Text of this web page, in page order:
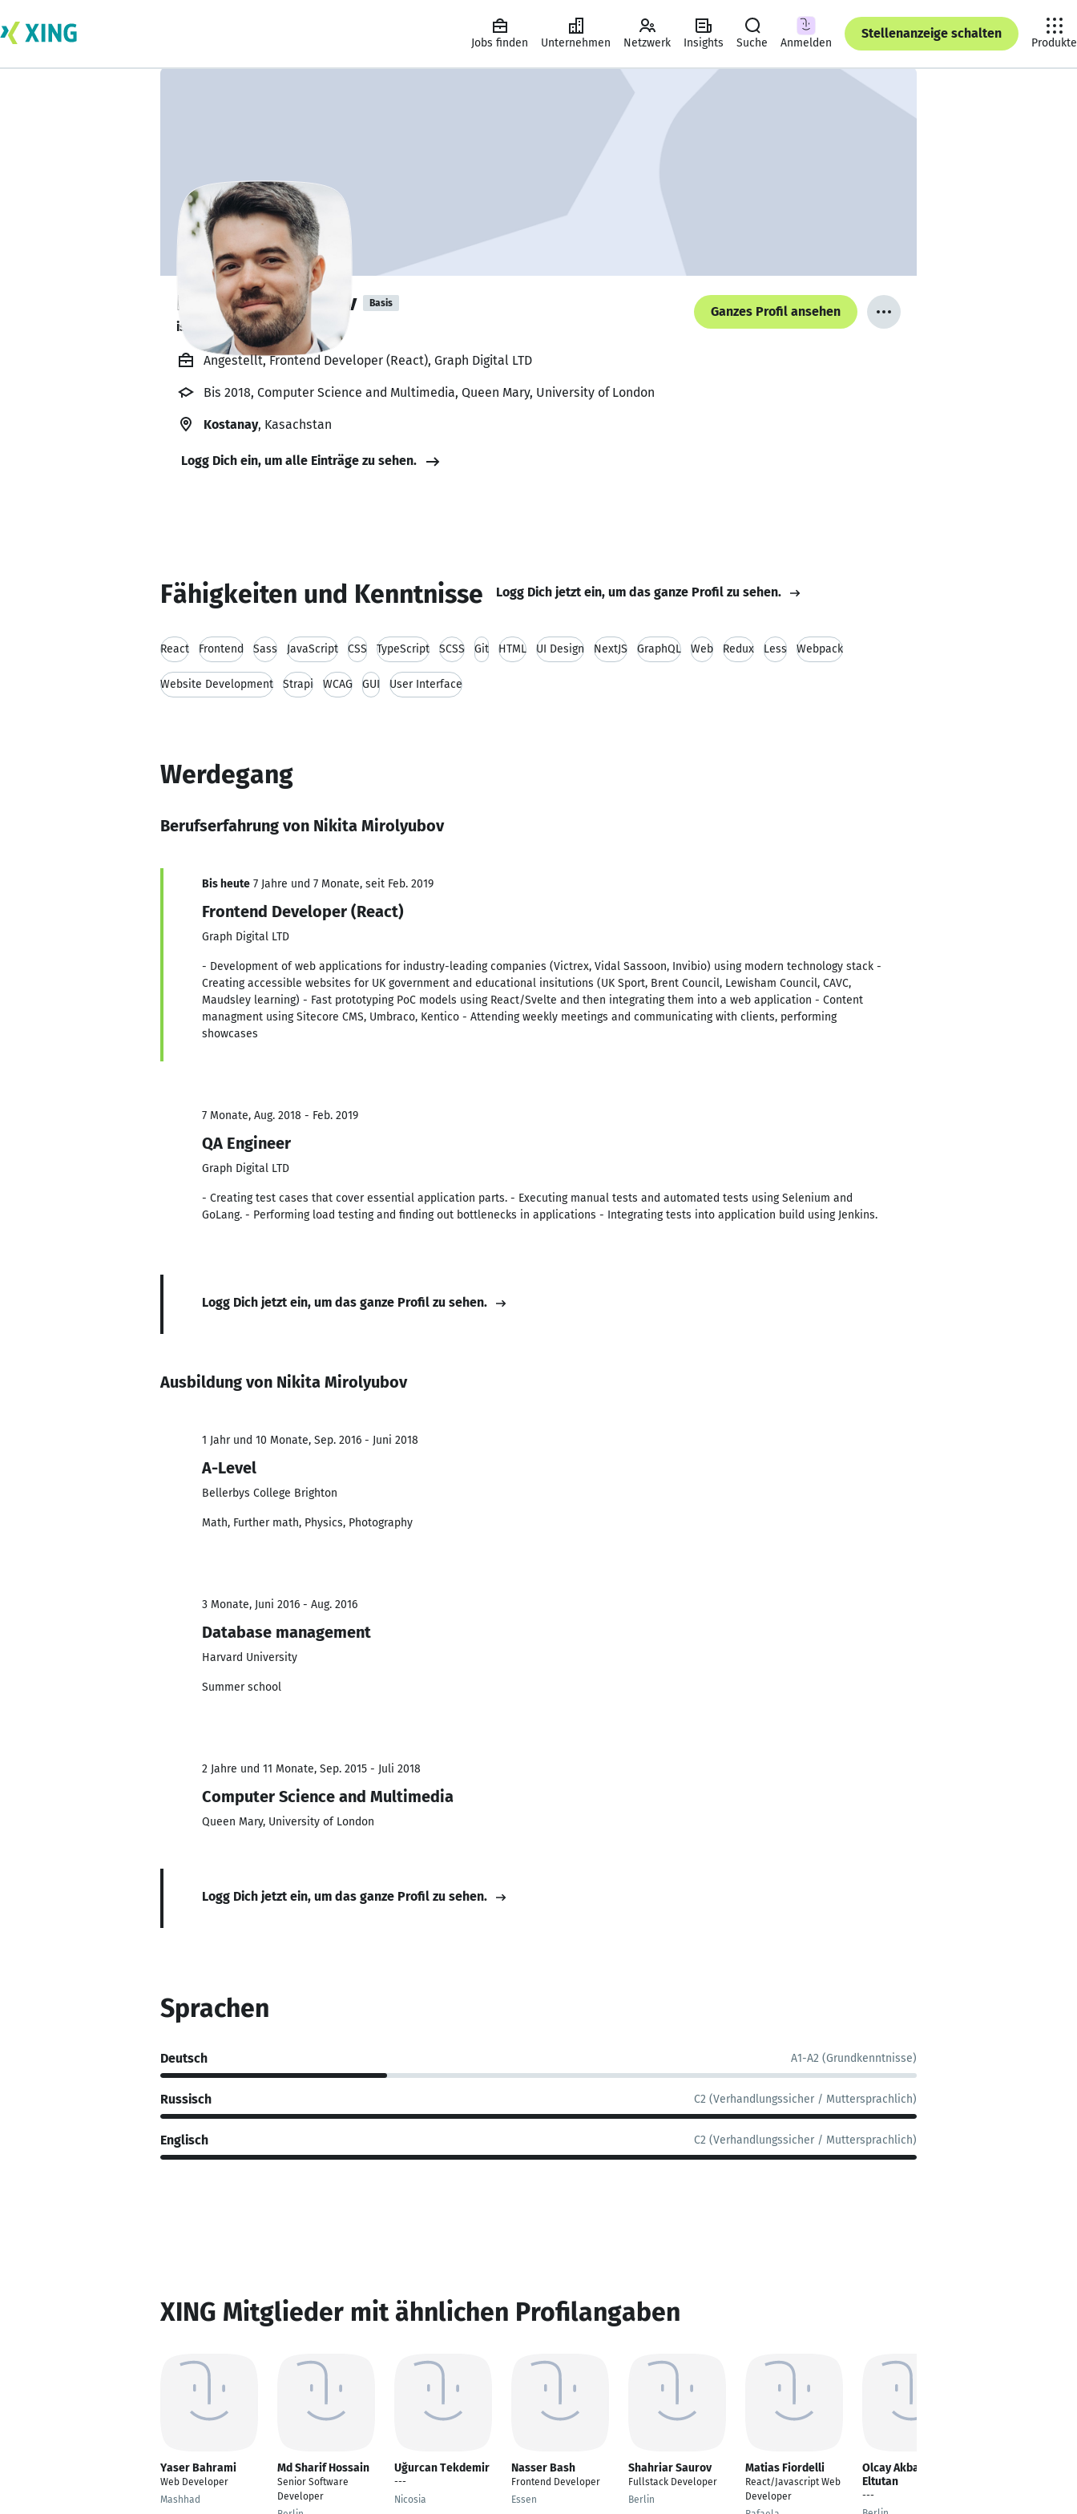
Jobs finden Unternehmen Netzwerk Insights Suche Anmelden
Stellenanzeige schalten
Produkte
Nikita Mirolyubov Basis
is working from home. 🏡
Ganzes Profil ansehen
Angestellt, Frontend Developer (React), Graph Digital LTD
Bis 2018, Computer Science and Multimedia, Queen Mary, University of London
Kostanay, Kasachstan
Logg Dich ein, um alle Einträge zu sehen.
Fähigkeiten und Kenntnisse Logg Dich jetzt ein, um das ganze Profil zu sehen.
React Frontend Sass JavaScript CSS TypeScript SCSS Git HTML UI Design NextJS GraphQL Web Redux Less Webpack
Website Development Strapi WCAG GUI User Interface
Werdegang
Berufserfahrung von Nikita Mirolyubov
Bis heute 7 Jahre und 7 Monate, seit Feb. 2019
Frontend Developer (React)
Graph Digital LTD
- Development of web applications for industry-leading companies (Victrex, Vidal Sassoon, Invibio) using modern technology stack -
Creating accessible websites for UK government and educational insitutions (UK Sport, Brent Council, Lewisham Council, CAVC,
Maudsley learning) - Fast prototyping PoC models using React/Svelte and then integrating them into a web application - Content
managment using Sitecore CMS, Umbraco, Kentico - Attending weekly meetings and communicating with clients, performing
showcases
7 Monate, Aug. 2018 - Feb. 2019
QA Engineer
Graph Digital LTD
- Creating test cases that cover essential application parts. - Executing manual tests and automated tests using Selenium and
GoLang. - Performing load testing and finding out bottlenecks in applications - Integrating tests into application build using Jenkins.
Logg Dich jetzt ein, um das ganze Profil zu sehen.
Ausbildung von Nikita Mirolyubov
1 Jahr und 10 Monate, Sep. 2016 - Juni 2018
A-Level
Bellerbys College Brighton
Math, Further math, Physics, Photography
3 Monate, Juni 2016 - Aug. 2016
Database management
Harvard University
Summer school
2 Jahre und 11 Monate, Sep. 2015 - Juli 2018
Computer Science and Multimedia
Queen Mary, University of London
Logg Dich jetzt ein, um das ganze Profil zu sehen.
Sprachen
Deutsch A1-A2 (Grundkenntnisse)
Russisch C2 (Verhandlungssicher / Muttersprachlich)
Englisch C2 (Verhandlungssicher / Muttersprachlich)
XING Mitglieder mit ähnlichen Profilangaben
Yaser Bahrami
Web Developer
Mashhad
Md Sharif Hossain
Senior Software
Developer
Uğurcan Tekdemir
---
Nicosia
Nasser Bash
Frontend Developer
Essen
Shahriar Saurov
Fullstack Developer
Berlin
Matias Fiordelli
React/Javascript Web
Developer
Olcay Akbaş
Eltutan
---